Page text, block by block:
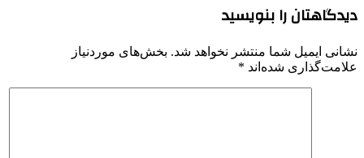
دیدگاهتان را بنویسید
نشانی ایمیل شما منتشر نخواهد شد. بخش‌های موردنیاز
علامت‌گذاری شده‌اند *